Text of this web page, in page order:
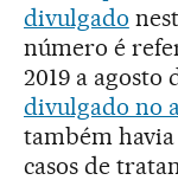
divulgado
número é
2019 a agosto
divulgado no
também
casos de